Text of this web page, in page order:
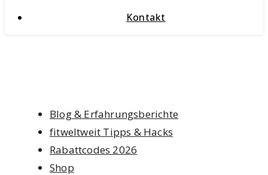
Kontakt
Blog & Erfahrungsberichte
fitweltweit Tipps & Hacks
Rabattcodes 2026
Shop